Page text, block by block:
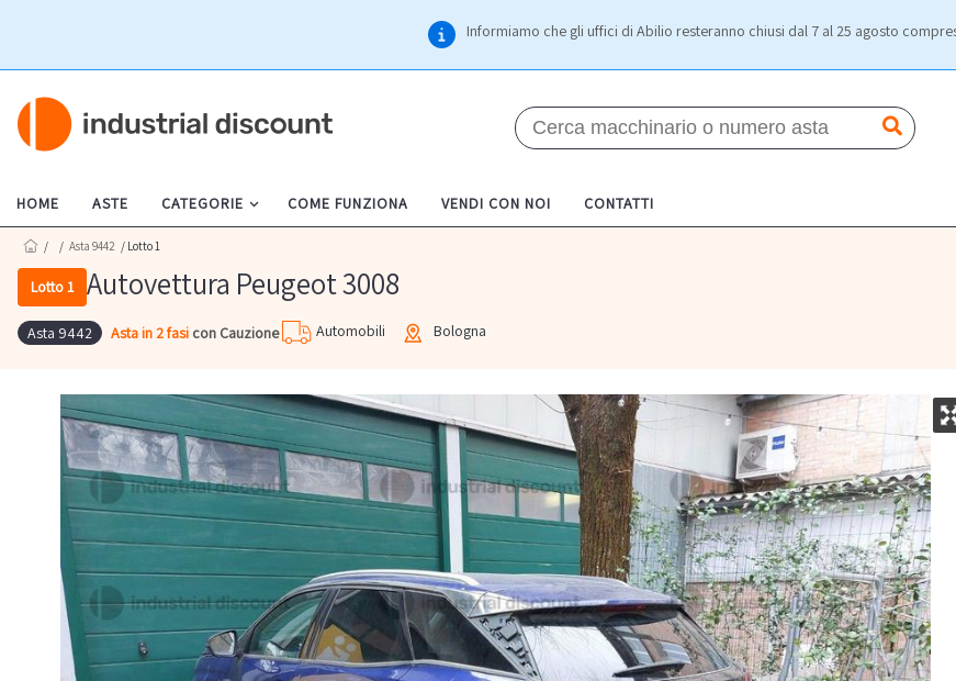
Informiamo che gli uffici di Abilio resteranno chiusi dal 7 al 25 agosto
HOME ASTE CATEGORIE COME FUNZIONA VENDI CON NOI CONTATTI
/ / Asta 9442 / Lotto 1
Lotto 1 Autovettura Peugeot 3008
Asta 9442 Asta in 2 fasi con Cauzione Automobili Bologna